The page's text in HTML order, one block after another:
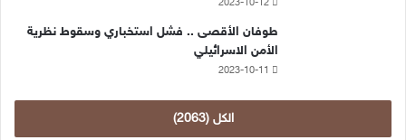
2023-10-12
طوفان الأقصى .. فشل استخباري وسقوط نظرية
الأمن الاسرائيلي
2023-10-11
الكل (2063)